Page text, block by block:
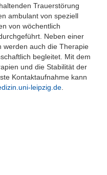
Trauerstörung
ambulant von speziell
von wöchentlich
Neben einer
werden auch die Therapie
begleitet. Mit dem
und die Stabilität der
Kontaktaufnahme kann
leipzig.de